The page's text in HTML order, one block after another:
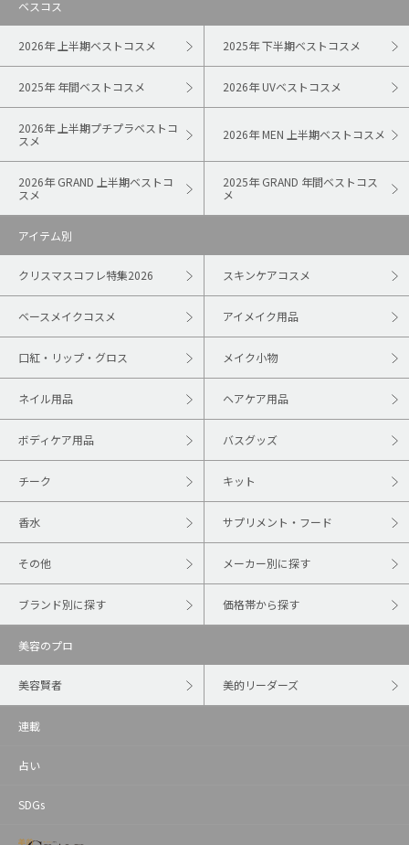
ベスコス
2026年 上半期ベストコスメ 2025年 下半期ベストコスメ
2025年 年間ベストコスメ 2026年 UVベストコスメ
2026年 上半期プチプラベストコ
スメ
2026年 MEN 上半期ベストコスメ
2026年 GRAND 上半期ベストコ
スメ
2025年 GRAND 年間ベストコス
メ
アイテム別
クリスマスコフレ特集2026 スキンケアコスメ
ベースメイクコスメ アイメイク用品
口紅・リップ・グロス メイク小物
ネイル用品 ヘアケア用品
ボディケア用品 バスグッズ
チーク キット
香水 サプリメント・フード
その他 メーカー別に探す
ブランド別に探す 価格帯から探す
美容のプロ
美容賢者 美的リーダーズ
連載
占い
SDGs